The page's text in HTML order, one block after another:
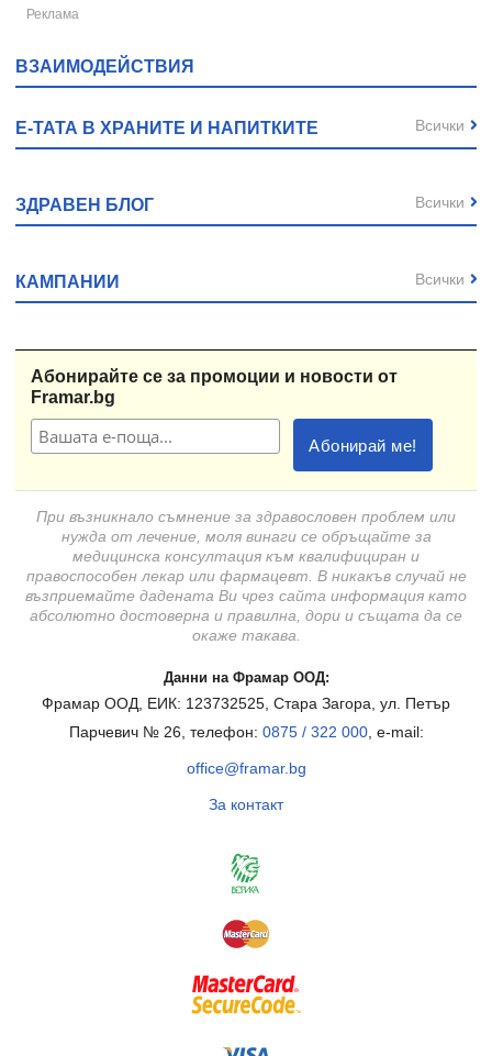
ВЗАИМОДЕЙСТВИЯ
Е-ТАТА В ХРАНИТЕ И НАПИТКИТЕ Всички
ЗДРАВЕН БЛОГ Всички
КАМПАНИИ Всички
Абонирайте се за промоции и новости от
Framar.bg
При възникнало съмнение за здравословен проблем или
нужда от лечение, моля винаги се обръщайте за
медицинска консултация към квалифициран и
правоспособен лекар или фармацевт. В никакъв случай не
възприемайте дадената Ви чрез сайта информация като
абсолютно достоверна и правилна, дори и същата да се
окаже такава.
Данни на Фрамар ООД:
Фрамар ООД, ЕИК: 123732525, Стара Загора, ул. Петър
Парчевич № 26, телефон: 0875 / 322 000, e-mail:
office@framar.bg
За контакт